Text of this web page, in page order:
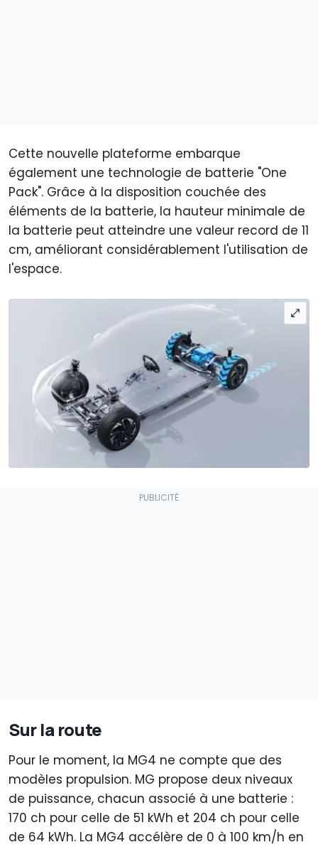
Cette nouvelle plateforme embarque
également une technologie de batterie "One
Pack". Grâce à la disposition couchée des
éléments de la batterie, la hauteur minimale de
la batterie peut atteindre une valeur record de 11
cm, améliorant considérablement l'utilisation de
l'espace.
Sur la route
Pour le moment, la MG4 ne compte que des
modèles propulsion. MG propose deux niveaux
de puissance, chacun associé à une batterie :
170 ch pour celle de 51 kWh et 204 ch pour celle
de 64 kWh. La MG4 accélère de 0 à 100 km/h en